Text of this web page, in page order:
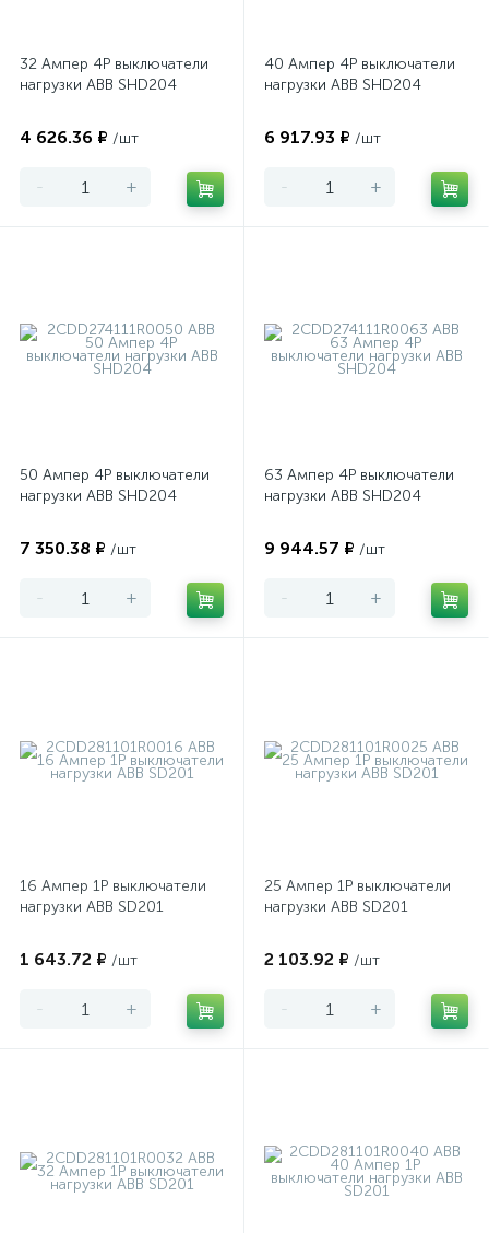
32 Ампер 4P выключатели
нагрузки ABB SHD204
4 626.36 ₽ /шт
- +
40 Ампер 4P выключатели
нагрузки ABB SHD204
6 917.93 ₽ /шт
- +
50 Ампер 4P выключатели
нагрузки ABB SHD204
7 350.38 ₽ /шт
- +
63 Ампер 4P выключатели
нагрузки ABB SHD204
9 944.57 ₽ /шт
- +
16 Ампер 1P выключатели
нагрузки ABB SD201
1 643.72 ₽ /шт
- +
25 Ампер 1P выключатели
нагрузки ABB SD201
2 103.92 ₽ /шт
- +